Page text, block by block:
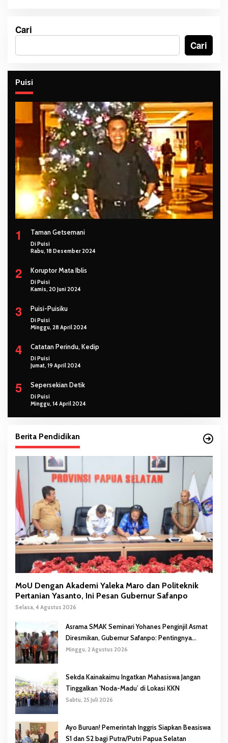
Cari
Cari
Puisi
1 Taman Getsemani
Di Puisi
Rabu, 18 Desember 2024
2 Koruptor Mata Iblis
Di Puisi
Kamis, 20 Juni 2024
3 Puisi-Puisiku
Di Puisi
Minggu, 28 April 2024
4 Catatan Perindu, Kedip
Di Puisi
Jumat, 19 April 2024
5 Sepersekian Detik
Di Puisi
Minggu, 14 April 2024
Berita Pendidikan
MoU Dengan Akademi Yaleka Maro dan Politeknik
Pertanian Yasanto, Ini Pesan Gubernur Safanpo
Selasa, 4 Agustus 2026
Asrama SMAK Seminari Yohanes Penginjil Asmat
Diresmikan, Gubernur Safanpo: Pentingnya
Pendidikan Karakter
Minggu, 2 Agustus 2026
Sekda Kainakaimu Ingatkan Mahasiswa Jangan
Tinggalkan ‘Noda-Madu’ di Lokasi KKN
Sabtu, 25 Juli 2026
Ayo Buruan! Pemerintah Inggris Siapkan Beasiswa
S1 dan S2 bagi Putra/Putri Papua Selatan